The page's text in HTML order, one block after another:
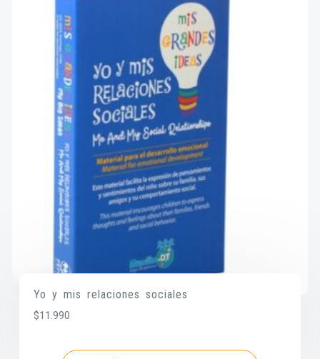
Yo y mis relaciones sociales
$11.990